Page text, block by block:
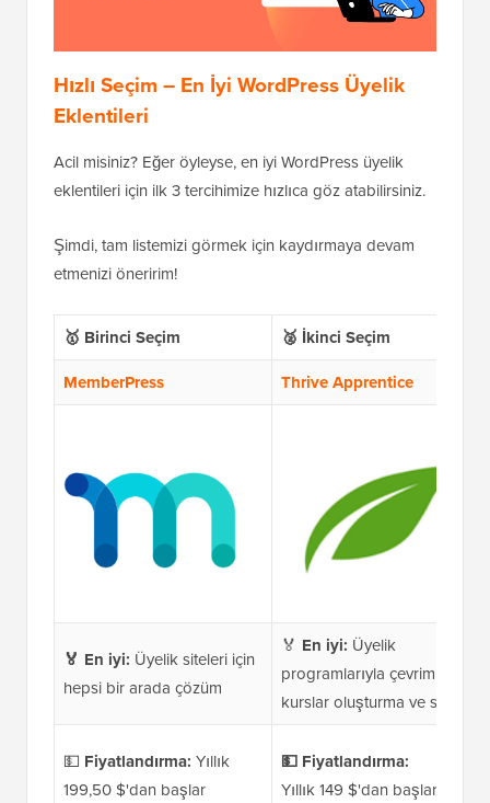
Hızlı Seçim – En İyi WordPress Üyelik
Eklentileri
Acil misiniz? Eğer öyleyse, en iyi WordPress üyelik
eklentileri için ilk 3 tercihimize hızlıca göz atabilirsiniz.
Şimdi, tam listemizi görmek için kaydırmaya devam
etmenizi öneririm!
🥇 Birinci Seçim
🥈 İkinci Seçim
MemberPress
Thrive Apprentice
🏅 En iyi: Üyelik siteleri için
hepsi bir arada çözüm
🏅 En iyi: Üyelik
programlarıyla çevrimiçi
kurslar oluşturma ve satma
💵 Fiyatlandırma: Yıllık
199,50 $'dan başlar
💵 Fiyatlandırma:
Yıllık 149 $'dan başlar